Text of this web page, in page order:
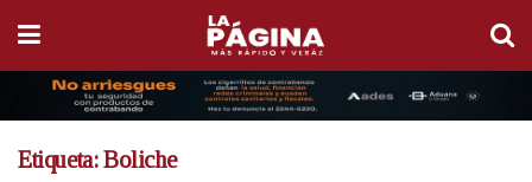
Etiqueta:Boliche